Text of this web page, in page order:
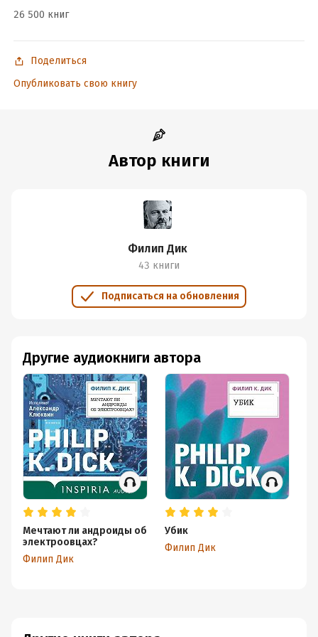
26 500 книг
Поделиться
Опубликовать свою книгу
Автор книги
Филип Дик
43 книги
Подписаться на обновления
Другие аудиокниги автора
Мечтают ли андроиды об
электроовцах?
Филип Дик
Убик
Филип Дик